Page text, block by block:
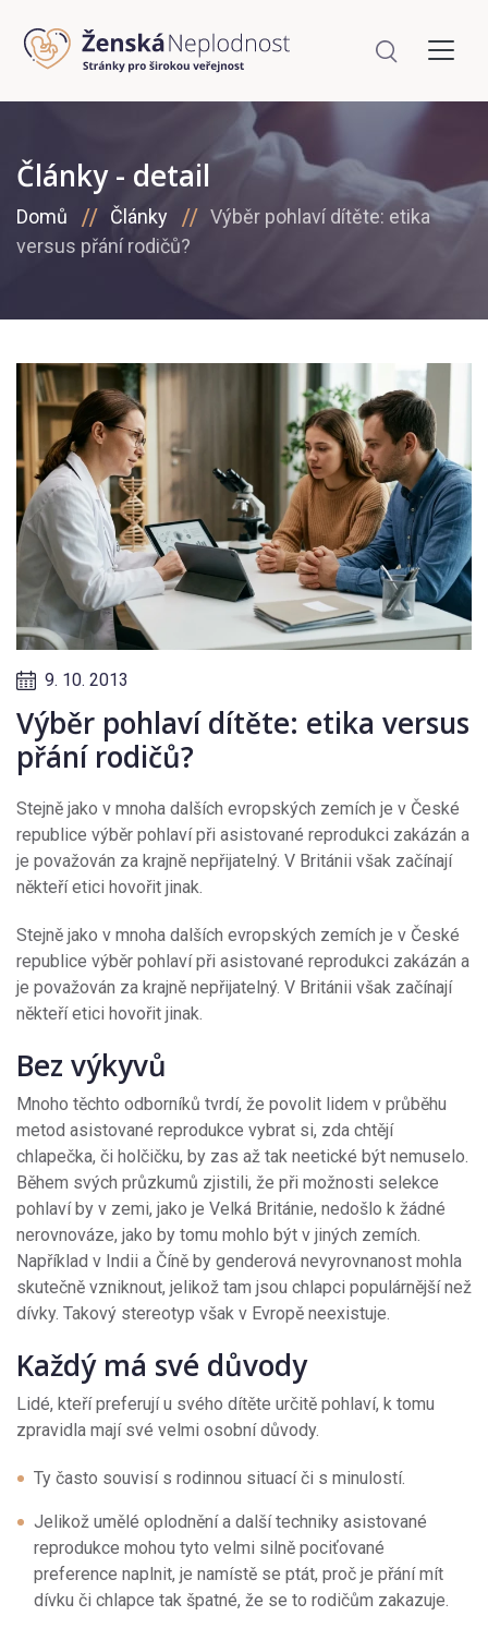
Články - detail
Domů Články
Výběr pohlaví dítěte: etika
versus přání rodičů?
9. 10. 2013
Výběr pohlaví dítěte: etika versus
přání rodičů?
Stejně jako v mnoha dalších evropských zemích je v České
republice výběr pohlaví při asistované reprodukci zakázán a
je považován za krajně nepřijatelný. V Británii však začínají
někteří etici hovořit jinak.
Stejně jako v mnoha dalších evropských zemích je v České
republice výběr pohlaví při asistované reprodukci zakázán a
je považován za krajně nepřijatelný. V Británii však začínají
někteří etici hovořit jinak.
Bez výkyvů
Mnoho těchto odborníků tvrdí, že povolit lidem v průběhu
metod asistované reprodukce vybrat si, zda chtějí
chlapečka, či holčičku, by zas až tak neetické být nemuselo.
Během svých průzkumů zjistili, že při možnosti selekce
pohlaví by v zemi, jako je Velká Británie, nedošlo k žádné
nerovnováze, jako by tomu mohlo být v jiných zemích.
Například v Indii a Číně by genderová nevyrovnanost mohla
skutečně vzniknout, jelikož tam jsou chlapci populárnější než
dívky. Takový stereotyp však v Evropě neexistuje.
Každý má své důvody
Lidé, kteří preferují u svého dítěte určitě pohlaví, k tomu
zpravidla mají své velmi osobní důvody.
Ty často souvisí s rodinnou situací či s minulostí.
Jelikož umělé oplodnění a další techniky asistované
reprodukce mohou tyto velmi silně pociťované
preference naplnit, je namístě se ptát, proč je přání mít
dívku či chlapce tak špatné, že se to rodičům zakazuje.